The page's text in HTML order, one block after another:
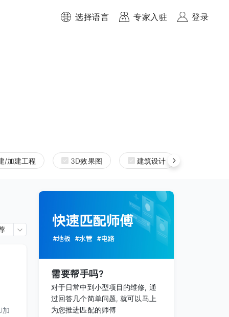
选择语言 专家入驻 登录
/加建工程 3D效果图 建筑设计
加
需要帮手吗?
对于日常中到小型项目的维修, 通
过回答几个简单问题, 就可以马上
为您推进匹配的师傅